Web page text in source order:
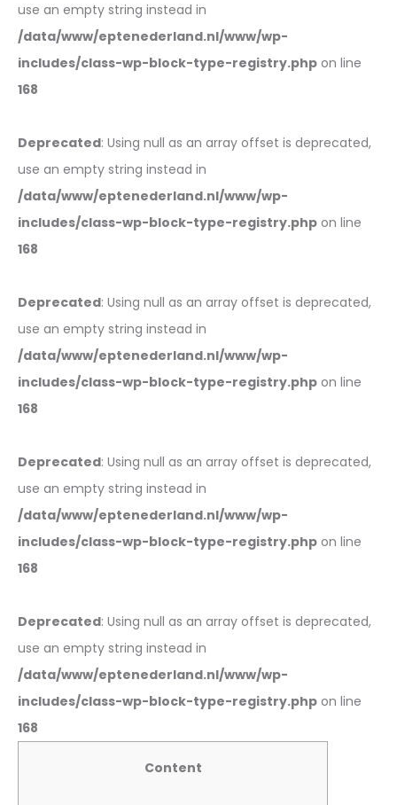
use an empty string instead in
/data/www/eptenederland.nl/www/wp-
includes/class-wp-block-type-registry.php on line
168
Deprecated: Using null as an array offset is deprecated,
use an empty string instead in
/data/www/eptenederland.nl/www/wp-
includes/class-wp-block-type-registry.php on line
168
Deprecated: Using null as an array offset is deprecated,
use an empty string instead in
/data/www/eptenederland.nl/www/wp-
includes/class-wp-block-type-registry.php on line
168
Deprecated: Using null as an array offset is deprecated,
use an empty string instead in
/data/www/eptenederland.nl/www/wp-
includes/class-wp-block-type-registry.php on line
168
Deprecated: Using null as an array offset is deprecated,
use an empty string instead in
/data/www/eptenederland.nl/www/wp-
includes/class-wp-block-type-registry.php on line
168
Content